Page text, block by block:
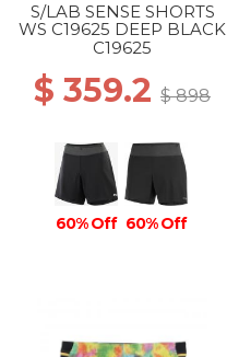
S/LAB SENSE SHORTS
WS C19625 DEEP BLACK
C19625
$ 359.2 $ 898
60% Off 60% Off